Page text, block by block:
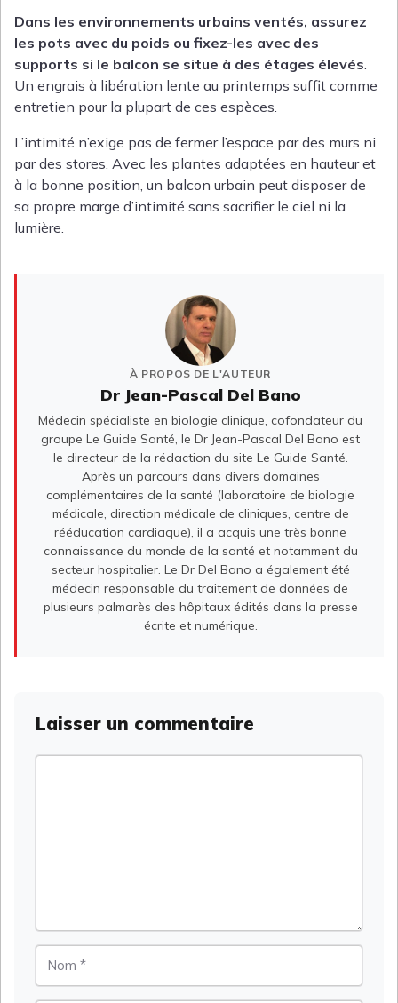
Dans les environnements urbains ventés, assurez
les pots avec du poids ou fixez-les avec des
supports si le balcon se situe à des étages élevés
Un engrais à libération lente au printemps suffit comme
entretien pour la plupart de ces espèces.
L’intimité n’exige pas de fermer l’espace par des murs ni
par des stores. Avec les plantes adaptées en hauteur et
à la bonne position, un balcon urbain peut disposer de
sa propre marge d’intimité sans sacrifier le ciel ni la
lumière.
À PROPOS DE L'AUTEUR
Dr Jean-Pascal Del Bano
Médecin spécialiste en biologie clinique, cofondateur du
groupe Le Guide Santé, le Dr Jean-Pascal Del Bano est
le directeur de la rédaction du site Le Guide Santé.
Après un parcours dans divers domaines
complémentaires de la santé (laboratoire de biologie
médicale, direction médicale de cliniques, centre de
rééducation cardiaque), il a acquis une très bonne
connaissance du monde de la santé et notamment du
secteur hospitalier. Le Dr Del Bano a également été
médecin responsable du traitement de données de
plusieurs palmarès des hôpitaux édités dans la presse
écrite et numérique.
Laisser un commentaire